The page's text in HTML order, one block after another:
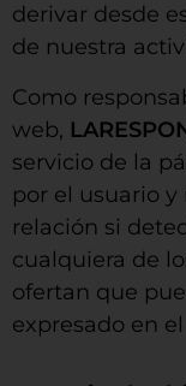
derivar desde
de nuestra
Como
web,
servicio de la
por el usuario
relación si
cualquiera de
ofertan que
expresado en